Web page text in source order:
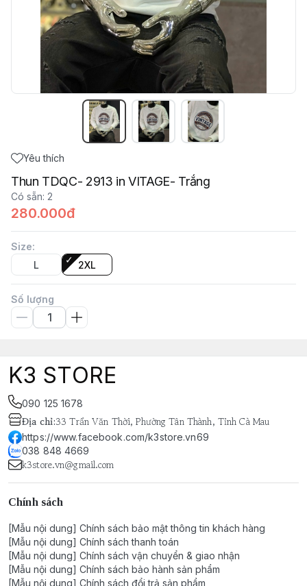
Yêu thích
Thun TDQC- 2913 in VITAGE- Trắng
Có sẵn: 2
280.000đ
Size:
L
2XL
Số lượng
K3 STORE
090 125 1678
Địa chỉ:33 Trần Văn Thời, Phường Tân Thành, Tỉnh Cà Mau
https://www.facebook.com/k3store.vn69
038 848 4669
k3store.vn@gmail.com
Chính sách
[Mẫu nội dung] Chính sách bảo mật thông tin khách hàng
[Mẫu nội dung] Chính sách thanh toán
[Mẫu nội dung] Chính sách vận chuyển & giao nhận
[Mẫu nội dung] Chính sách bảo hành sản phẩm
[Mẫu nội dung] Chính sách đổi trả sản phẩm